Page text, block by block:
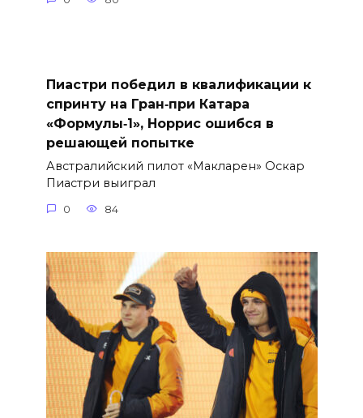
Пиастри победил в квалификации к
спринту на Гран‑при Катара
«Формулы‑1», Норрис ошибся в
решающей попытке
Австралийский пилот «Макларен» Оскар
Пиастри выиграл
0 84